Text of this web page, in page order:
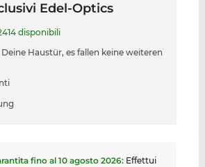
Edel-Optics
disponibili
Haustür, es fallen keine weiteren
fino al 10 agosto 2026: Effettui